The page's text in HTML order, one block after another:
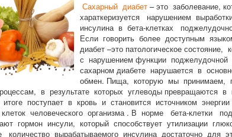
Сахарный диабет– это заболевание,
хараткеризуется нарушением
инсулина в бета-клетках
Если говорить более доступным
диабет –это патологическое состояние,
с нарушением функции
сахарном диабете нарушается в
обмен. Пища, которую мы принимаем,
в результате которых углеводы превращаются в
поступает в кровь и становится источником
человеческого организма . В норме бета-клетки
гормон инсули, который способствует утилизации
количество вырабатываемого инсулина достаточно для